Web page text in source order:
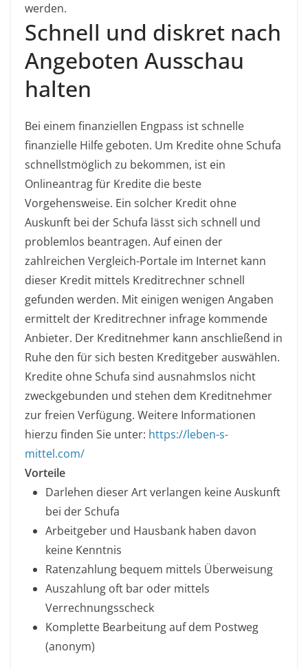
werden.
Schnell und diskret nach
Angeboten Ausschau
halten
Bei einem finanziellen Engpass ist schnelle
finanzielle Hilfe geboten. Um Kredite ohne Schufa
schnellstmöglich zu bekommen, ist ein
Onlineantragfür Kredite die beste
Vorgehensweise. Ein solcher Kredit ohne
Auskunft bei der Schufa lässt sich schnell und
problemlos beantragen. Auf einen der
zahlreichen Vergleich-Portale im Internet kann
dieser Kredit mittels Kreditrechner schnell
gefunden werden. Mit einigen wenigen Angaben
ermittelt der Kreditrechner infrage kommende
Anbieter. Der Kreditnehmer kann anschließend in
Ruhe den für sich besten Kreditgeber auswählen.
Kredite ohne Schufa sind ausnahmslos nicht
zweckgebunden und stehen dem Kreditnehmer
zur freien Verfügung. Weitere Informationen
hierzu finden Sie unter: https://leben-s-
mittel.com/
Vorteile
Darlehen dieser Art verlangen keine Auskunft
bei der Schufa
Arbeitgeber und Hausbank haben davon
keine Kenntnis
Ratenzahlung bequem mittels Überweisung
Auszahlung oft bar oder mittels
Verrechnungsscheck
Komplette Bearbeitung auf dem Postweg
(anonym)